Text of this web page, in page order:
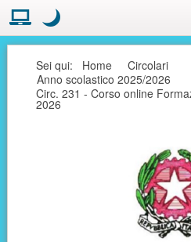
Visualizzazione:
Layout normale. Passa alla modalità
Modo notte
Modo notte: questa
Seguici
Sei qui: Home
Circolari
Anno scolastico 2025/2026
Circ. 231 - Corso online
2026